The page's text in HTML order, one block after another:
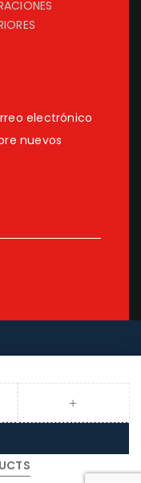
electrónico
nuevos